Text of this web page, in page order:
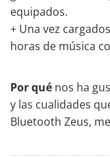
equipados.
+ Una vez
horas de música
Por qué nos ha
y las cualidades
Bluetooth Zeus,